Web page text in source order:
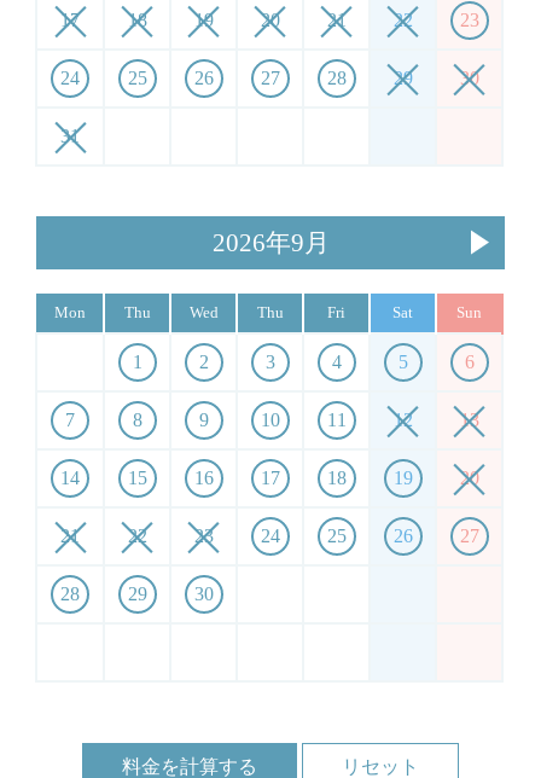
17 18 19 20 21 22 23
24 25 26 27 28 29 30
31
2026年9月
Mon Thu Wed Thu Fri Sat Sun
1 2 3 4 5 6
7 8 9 10 11 12 13
14 15 16 17 18 19 20
21 22 23 24 25 26 27
28 29 30
料金を計算する